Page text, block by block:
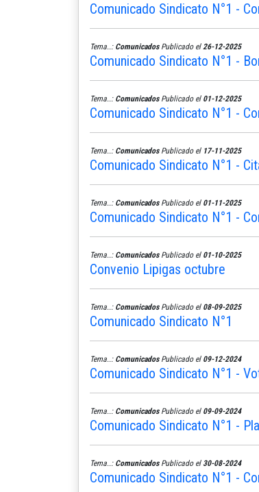
Comunicado Sindicato N°1 -
Tema..: ComunicadosPublicado el26-12-2025
Comunicado Sindicato N°1 -
Tema..: ComunicadosPublicado el 01-12-2025
Comunicado Sindicato N°1 -
Tema..: ComunicadosPublicado el 17-11-2025
Comunicado Sindicato N°1 -
Tema..: ComunicadosPublicado el 01-11-2025
Comunicado Sindicato N°1 -
Tema..: ComunicadosPublicado el 01-10-2025
Convenio Lipigas octubre
Tema..: ComunicadosPublicado el 08-09-2025
Comunicado Sindicato N°1
Tema..: ComunicadosPublicado el 09-12-2024
Comunicado Sindicato N°1 -
Tema..: ComunicadosPublicado el 09-09-2024
Comunicado Sindicato N°1 -
Tema..: ComunicadosPublicado el 30-08-2024
Comunicado Sindicato N°1 -